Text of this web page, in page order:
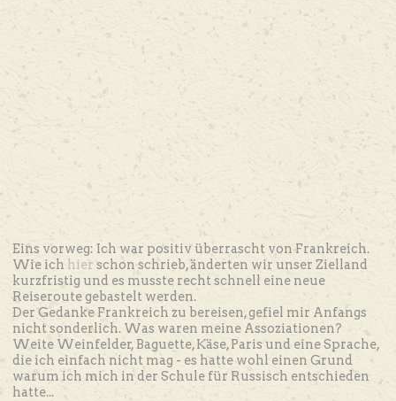
Eins vorweg: Ich war positiv überrascht von Frankreich.
Wie ich hier schon schrieb, änderten wir unser Zielland
kurzfristig und es musste recht schnell eine neue
Reiseroute gebastelt werden.
Der Gedanke Frankreich zu bereisen, gefiel mir Anfangs
nicht sonderlich. Was waren meine Assoziationen?
Weite Weinfelder, Baguette, Käse, Paris und eine Sprache,
die ich einfach nicht mag - es hatte wohl einen Grund
warum ich mich in der Schule für Russisch entschieden
hatte...